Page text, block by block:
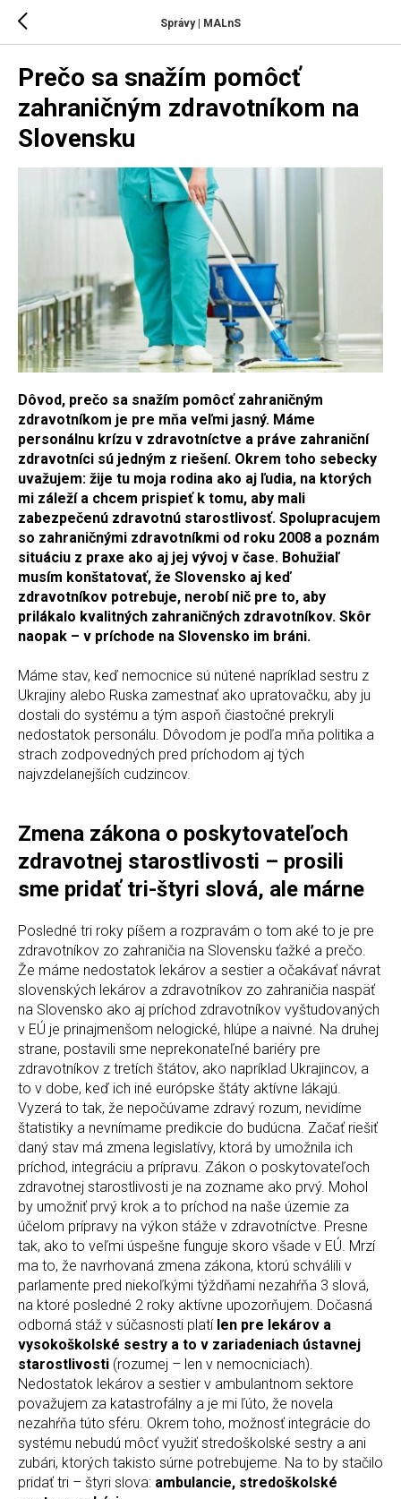
Správy | MALnS
Prečo sa snažím pomôcť
zahraničným zdravotníkom na
Slovensku
Dôvod, prečo sa snažím pomôcť zahraničným
zdravotníkom je pre mňa veľmi jasný. Máme
personálnu krízu v zdravotníctve a práve zahraniční
zdravotníci sú jedným z riešení. Okrem toho sebecky
uvažujem: žije tu moja rodina ako aj ľudia, na ktorých
mi záleží a chcem prispieť k tomu, aby mali
zabezpečenú zdravotnú starostlivosť. Spolupracujem
so zahraničnými zdravotníkmi od roku 2008 a poznám
situáciu z praxe ako aj jej vývoj v čase. Bohužiaľ
musím konštatovať, že Slovensko aj keď
zdravotníkov potrebuje, nerobí nič pre to, aby
prilákalo kvalitných zahraničných zdravotníkov. Skôr
naopak – v príchode na Slovensko im bráni.
Máme stav, keď nemocnice sú nútené napríklad sestru z
Ukrajiny alebo Ruska zamestnať ako upratovačku, aby ju
dostali do systému a tým aspoň čiastočné prekryli
nedostatok personálu. Dôvodom je podľa mňa politika a
strach zodpovedných pred príchodom aj tých
najvzdelanejších cudzincov.
Zmena zákona o poskytovateľoch
zdravotnej starostlivosti – prosili
sme pridať tri-štyri slová, ale márne
Posledné tri roky píšem a rozpravám o tom aké to je pre
zdravotníkov zo zahraničia na Slovensku ťažké a prečo.
Že máme nedostatok lekárov a sestier a očakávať návrat
slovenských lekárov a zdravotníkov zo zahraničia naspäť
na Slovensko ako aj príchod zdravotníkov vyštudovaných
v EÚ je prinajmenšom nelogické, hlúpe a naivné. Na druhej
strane, postavili sme neprekonateľné bariéry pre
zdravotníkov z tretích štátov, ako napríklad Ukrajincov, a
to v dobe, keď ich iné európske štáty aktívne lákajú.
Vyzerá to tak, že nepočúvame zdravý rozum, nevidíme
štatistiky a nevnímame predikcie do budúcna. Začať riešiť
daný stav má zmena legislatívy, ktorá by umožnila ich
príchod, integráciu a prípravu. Zákon o poskytovateľoch
zdravotnej starostlivosti je na zozname ako prvý. Mohol
by umožniť prvý krok a to príchod na naše územie za
účelom prípravy na výkon stáže v zdravotníctve. Presne
tak, ako to veľmi úspešne funguje skoro všade v EÚ. Mrzí
ma to, že navrhovaná zmena zákona, ktorú schválili v
parlamente pred niekoľkými týždňami nezahŕňa 3 slová,
na ktoré posledné 2 roky aktívne upozorňujem. Dočasná
odborná stáž v súčasnosti platí len pre lekárov a
vysokoškolské sestry a to v zariadeniach ústavnej
starostlivosti (rozumej – len v nemocniciach).
Nedostatok lekárov a sestier v ambulantnom sektore
považujem za katastrofálny a je mi ľúto, že novela
nezahŕňa túto sféru. Okrem toho, možnosť integrácie do
systému nebudú môcť využiť stredoškolské sestry a ani
zubári, ktorých takisto súrne potrebujeme. Na to by stačilo
pridať tri – štyri slova: ambulancie, stredoškolské